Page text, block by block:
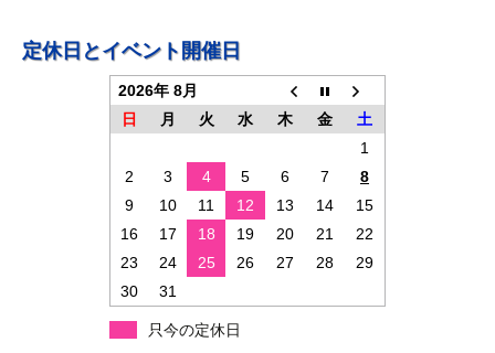
ゲ定休日とイベント開催日
2026年 8月
日
月 火 水 木 金
土
1
2
3 4 5 6 7
8
9
10 11 12 13 14
15
16
17 18 19 20 21
22
23
24 25 26 27 28
29
30
31
只今の定休日